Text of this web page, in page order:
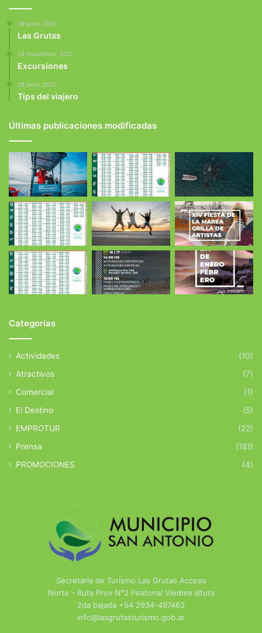
28 junio, 2025
Las Grutas
28 noviembre, 2021
Excursiones
28 junio, 2025
Tips del viajero
Últimas publicaciones modificadas
Categorías
Actividades
(10)
Atractivos
(7)
Comercial
(1)
El Destino
(5)
EMPROTUR
(22)
Prensa
(181)
PROMOCIONES
(4)
Secretaría de Turismo Las Grutas Acceso
Norte - Ruta Prov N°2 Peatonal Viedma altura
2da bajada +54 2934-497463
info@lasgrutasturismo.gob.ar